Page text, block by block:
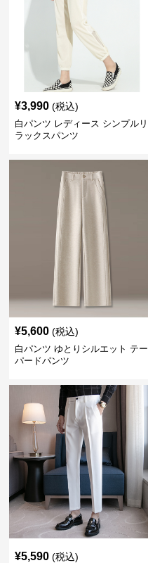
¥3,990 (税込)
白パンツ レディース シンプルリ
ラックスパンツ
¥5,600 (税込)
白パンツ ゆとりシルエット テー
パードパンツ
¥5,590 (税込)